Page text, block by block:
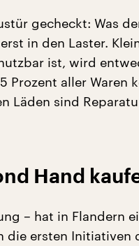
gecheckt: Was
in den Laster.
ist, wird
Prozent aller Waren
Läden sind
Hand
– hat in Flandern
die ersten Initiativen